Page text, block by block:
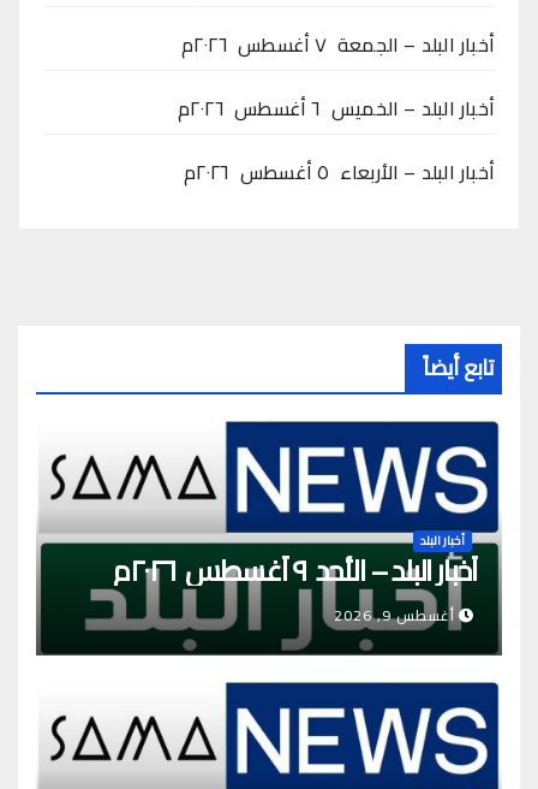
أخبار البلد – الجمعة ٧ أغسطس ٢٠٢٦م
أخبار البلد – الخميس ٦ أغسطس ٢٠٢٦م
أخبار البلد – الأربعاء ٥ أغسطس ٢٠٢٦م
تابع أيضاً
أخبار البلد
أخبار البلد – الأحد ٩ أغسطس ٢٠٢٦م
أغسطس 9, 2026